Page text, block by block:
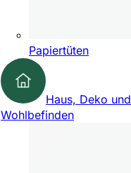
Papiertüten
Haus, Deko und
Wohlbefinden